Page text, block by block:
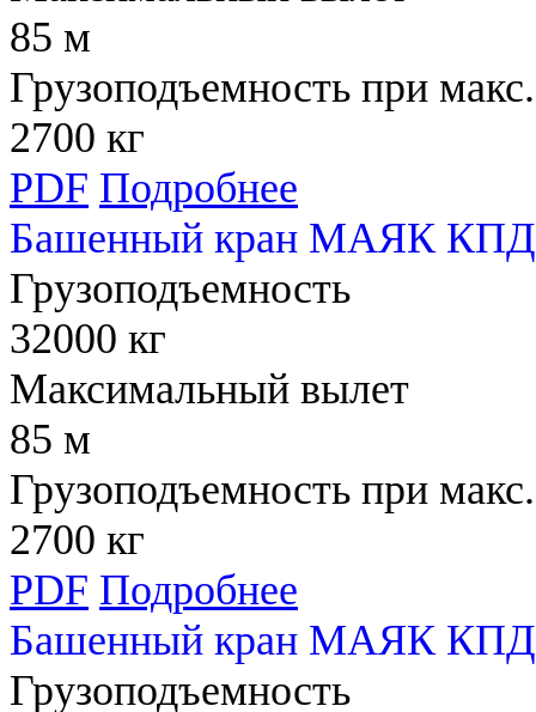
85 м
Грузоподъемность при
2700 кг
PDF Подробнее
Башенный кран МАЯК КПД
Грузоподъемность
32000 кг
Максимальный вылет
85 м
Грузоподъемность при
2700 кг
PDF Подробнее
Башенный кран МАЯК КПД
Грузоподъемность